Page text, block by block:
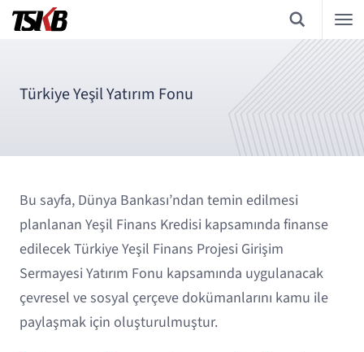
Türkiye Yeşil Yatırım Fonu
Bu sayfa, Dünya Bankası’ndan temin edilmesi
planlanan Yeşil Finans Kredisi kapsamında finanse
edilecek Türkiye Yeşil Finans Projesi Girişim
Sermayesi Yatırım Fonu kapsamında uygulanacak
çevresel ve sosyal çerçeve dokümanlarını kamu ile
paylaşmak için oluşturulmuştur.